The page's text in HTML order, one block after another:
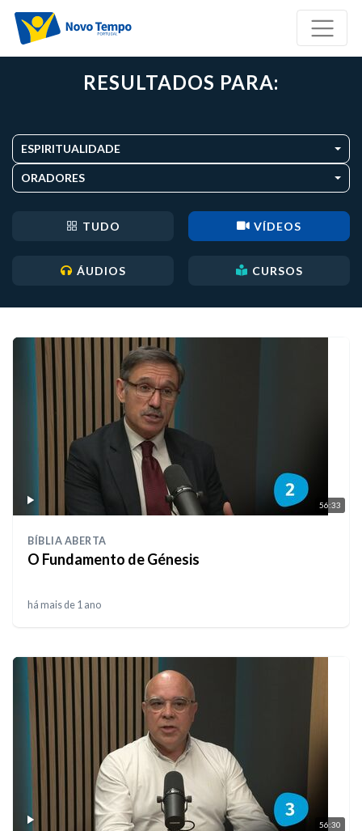
RESULTADOS PARA:
ESPIRITUALIDADE
ORADORES
TUDO VÍDEOS
ÁUDIOS CURSOS
56:33
BÍBLIA ABERTA
O Fundamento de Génesis
há mais de 1 ano
56:30